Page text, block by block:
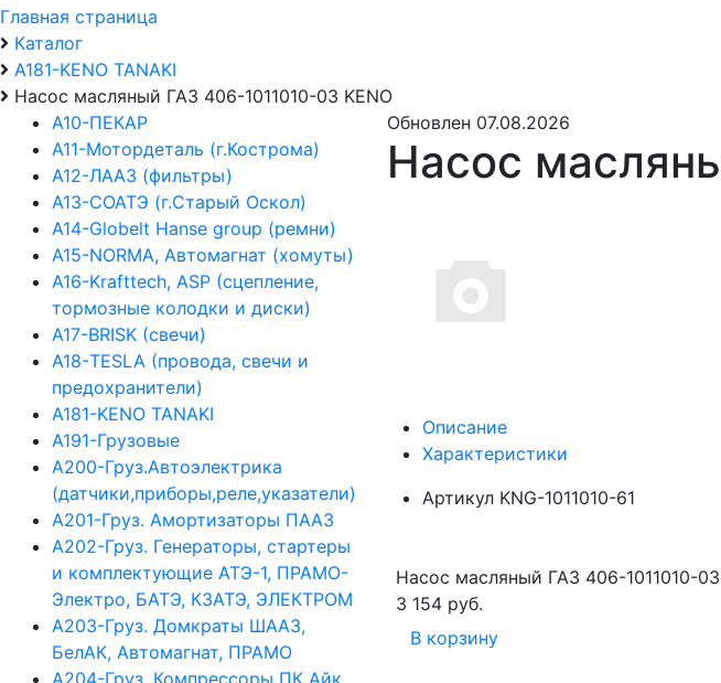
Главная страница
Каталог
А181-KENO TANAKI
Насос масляный ГАЗ 406-1011010-03 KENO
А10-ПЕКАР
А11-Мотордеталь (г.Кострома)
А12-ЛААЗ (фильтры)
А13-СОАТЭ (г.Старый Оскол)
А14-Globelt Hanse group (ремни)
А15-NORMA, Автомагнат (хомуты)
А16-Krafttech, ASP (сцепление,
тормозные колодки и диски)
А17-BRISK (свечи)
А18-TESLA (провода, свечи и
предохранители)
А181-KENO TANAKI
А191-Грузовые
А200-Груз.Автоэлектрика
(датчики,приборы,реле,указатели)
А201-Груз. Амортизаторы ПААЗ
А202-Груз. Генераторы, стартеры
и комплектующие АТЭ-1, ПРАМО-
Электро, БАТЭ, КЗАТЭ, ЭЛЕКТРОМ
А203-Груз. Домкраты ШААЗ,
БелАК, Автомагнат, ПРАМО
А204-Груз. Компрессоры ПК Айк,
Обновлен 07.08.2026
Насос
Описание
Характеристики
Артикул KNG-1011010-61
Насос масляный ГАЗ 406-1011010-03
3 154 руб.
В корзину